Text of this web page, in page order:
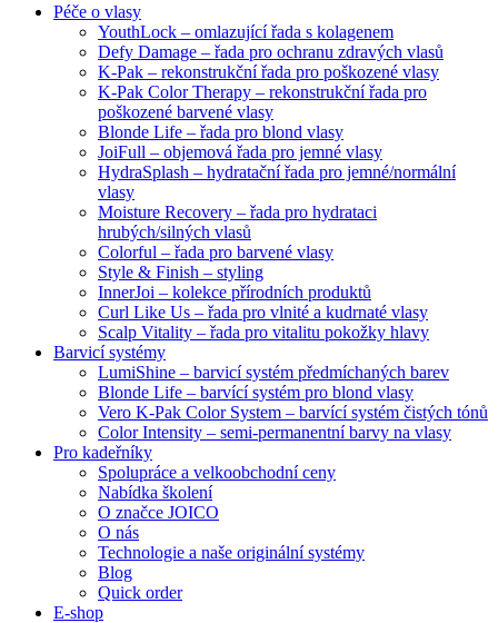
Péče o vlasy
YouthLock – omlazující řada s kolagenem
Defy Damage – řada pro ochranu zdravých vlasů
K-Pak – rekonstrukční řada pro poškozené vlasy
K-Pak Color Therapy – rekonstrukční řada pro
poškozené barvené vlasy
Blonde Life – řada pro blond vlasy
JoiFull – objemová řada pro jemné vlasy
HydraSplash – hydratační řada pro jemné/normální
vlasy
Moisture Recovery – řada pro hydrataci
hrubých/silných vlasů
Colorful – řada pro barvené vlasy
Style & Finish – styling
InnerJoi – kolekce přírodních produktů
Curl Like Us – řada pro vlnité a kudrnaté vlasy
Scalp Vitality – řada pro vitalitu pokožky hlavy
Barvicí systémy
LumiShine – barvicí systém předmíchaných barev
Blonde Life – barvící systém pro blond vlasy
Vero K-Pak Color System – barvící systém čistých tónů
Color Intensity – semi-permanentní barvy na vlasy
Pro kadeřníky
Spolupráce a velkoobchodní ceny
Nabídka školení
O značce JOICO
O nás
Technologie a naše originální systémy
Blog
Quick order
E-shop